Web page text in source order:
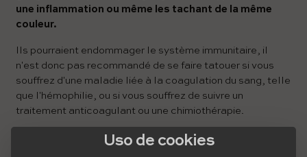
une inflammation ou même les tachant de la même
couleur.
Ils pourraient endommager le système immunitaire, il
n'est donc pas recommandé de se faire tatouer si vous
souffrez d'une maladie liée à la coagulation du sang, telle
que l'hémophilie, ou si vous souffrez de suivre un
traitement anticoagulant ou une chimiothérapie.
Cependant, la composition chimique desencres de
Uso de cookies